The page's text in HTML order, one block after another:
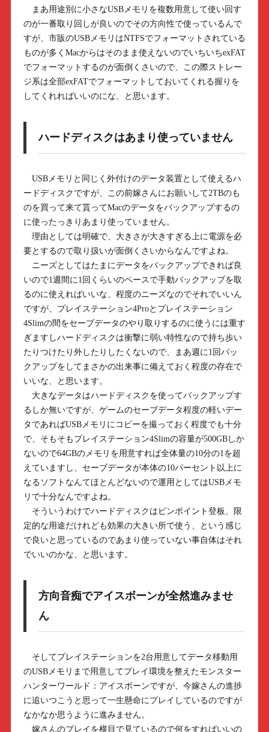
まあ用途別に小さなUSBメモリを複数用意して使い回す
のが一番取り回しが良いのでその方向性で使っているんで
すが、市販のUSBメモリはNTFSでフォーマットされている
ものが多くMacからはそのまま使えないのでいちいちexFAT
でフォーマットするのが面倒くさいので、この際ストレー
ジ系は全部exFATでフォーマットしておいてくれる握りを
してくれればいいのにな、と思います。
ハードディスクはあまり使っていません
USBメモリと同じく外付けのデータ装置として使えるハ
ードディスクですが、この前嫁さんにお願いして2TBのも
のを買って来て貰ってMacのデータをバックアップするの
に使ったっきりあまり使っていません。
理由としては明確で、大きさが大きすぎる上に電源を必
要とするので取り扱いが面倒くさいからなんですよね。
ニーズとしてはたまにデータをバックアップできれば良
いので1週間に1回くらいのペースで手動バックアップを取
るのに使えればいいな、程度のニーズなのでそれでいいん
ですが、プレイステーション4Proとプレイステーション
4Slimの間をセーブデータのやり取りするのに使うには重す
ぎますしハードディスクは衝撃に弱い特性なので持ち歩い
たりつけたり外したりしたくないので、まあ週に1回バッ
クアップをしてまさかの出来事に備えておく程度の存在で
いいな、と思います。
大きなデータはハードディスクを使ってバックアップす
るしか無いですが、ゲームのセーブデータ程度の軽いデー
タであればUSBメモリにコピーを撮っておく程度でも十分
で、そもそもプレイステーション4Slimの容量が500GBしか
ないので64GBのメモリを用意すれば全体量の10分の1を超
えていますし、セーブデータが本体の10パーセント以上に
なるソフトなんてほとんどないので運用としてはUSBメモ
リで十分なんですよね。
そういうわけでハードディスクはピンポイント登板、限
定的な用途だけれども効果の大きい所で使う、という感じ
で良いと思っているのであまり使っていない事自体はそれ
でいいのかな、と思います。
方向音痴でアイスボーンが全然進みませ
ん
そしてプレイステーションを2台用意してデータ移動用
のUSBメモリまで用意してプレイ環境を整えたモンスター
ハンターワールド：アイスボーンですが、今嫁さんの進捗
に追いつこうと思って一生懸命にプレイしているのですが
なかなか思うように進みません。
嫁さんのプレイを横目で見ているので何をすればいいの